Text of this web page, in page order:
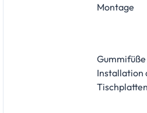
Montage
Installation
Tischplatten